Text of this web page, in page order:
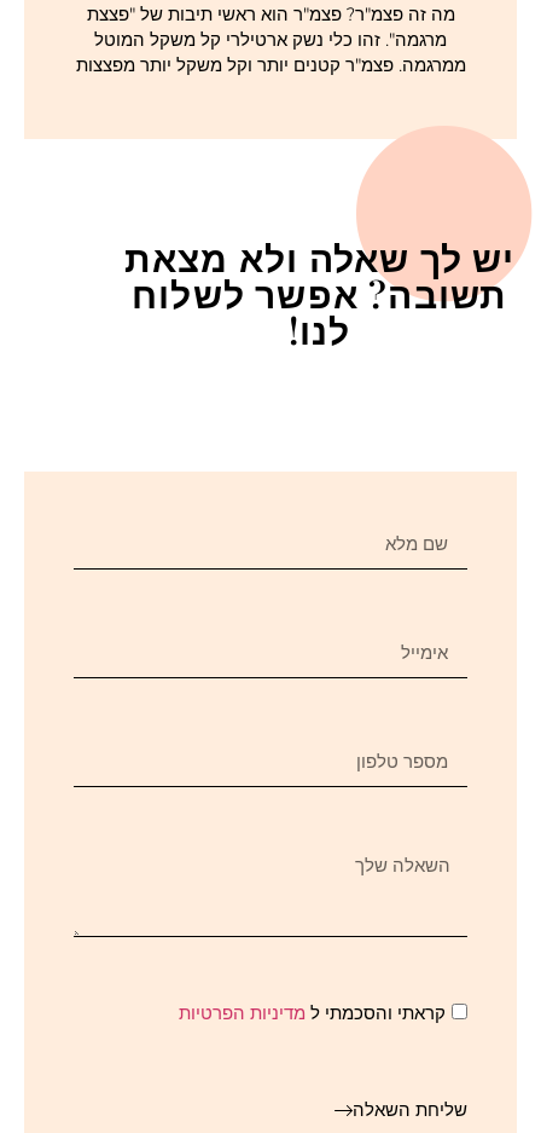
מה זה פצמ"ר? פצמ"ר הוא ראשי תיבות של "פצצת
מרגמה". זהו כלי נשק ארטילרי קל משקל המוטל
ממרגמה. פצמ"ר קטנים יותר וקל משקל יותר מפצצות
יש לך שאלה ולא מצאת
תשובה? אפשר לשלוח
לנו!
קראתי והסכמתי ל מדיניות הפרטיות
שליחת השאלה